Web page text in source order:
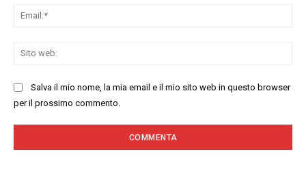
Salva il mio nome, la mia email e il mio sito web in questo browser
per il prossimo commento.